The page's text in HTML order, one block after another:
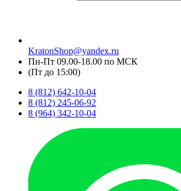
KratonShop@yandex.ru
Пн-Пт 09.00-18.00 по МСК
(Пт до 15:00)
8 (812) 642-10-04
8 (812) 245-06-92
8 (964) 342-10-04